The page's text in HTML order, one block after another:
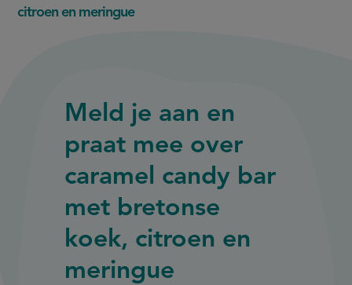
citroen en meringue
Meld je aan en
praat mee over
caramel candy bar
met bretonse
koek, citroen en
meringue